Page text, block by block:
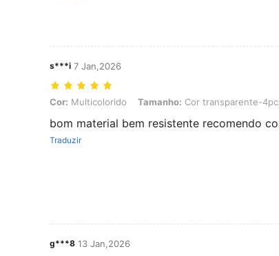
s***i 7 Jan,2026
Cor: Multicolorido, Tamanho: Cor transparente-4pcs
Cor: Multicolorido Tamanho: Cor transparente-
bom material bem resistente recomendo
Traduzir
g***8 13 Jan,2026